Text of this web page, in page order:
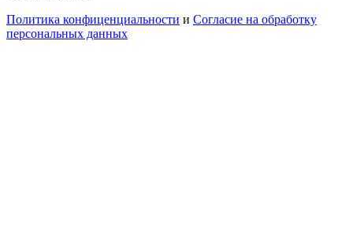
Политика конфиценциальности и Согласие на обработку
персональных данных